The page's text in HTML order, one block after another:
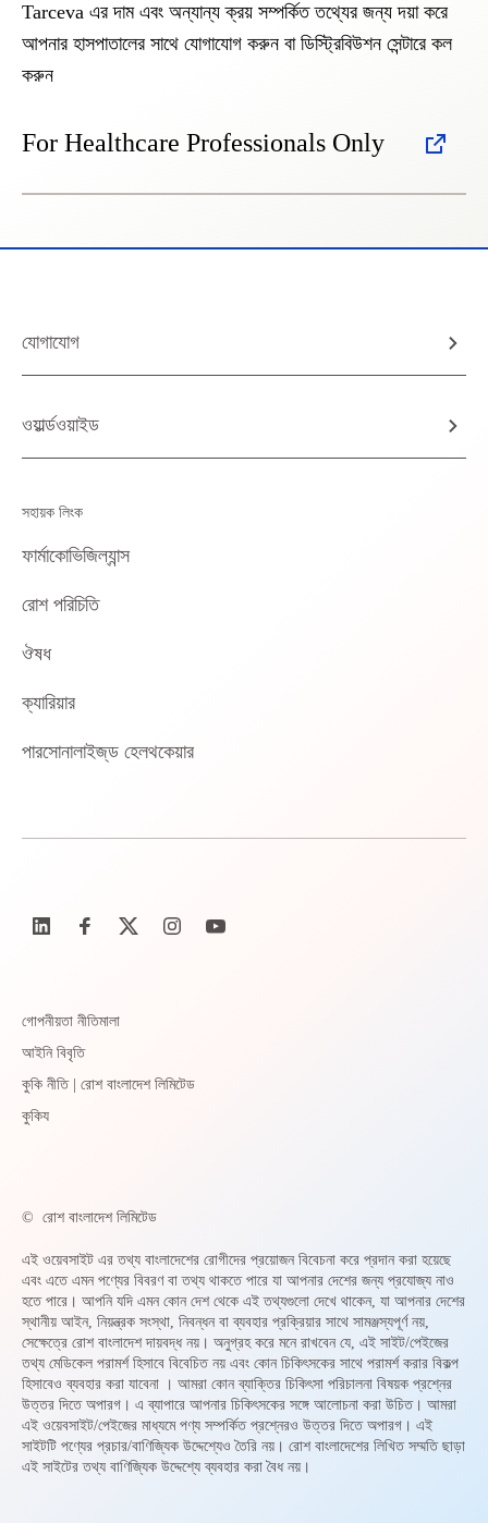
Tarceva এর দাম এবং অন্যান্য ক্রয় সম্পর্কিত তথ্যের জন্য দয়া করে
আপনার হাসপাতালের সাথে যোগাযোগ করুন বা ডিস্ট্রিবিউশন সেন্টারে কল
করুন
For Healthcare Professionals Only
যোগাযোগ
ওয়ার্ল্ডওয়াইড
সহায়ক লিংক
ফার্মাকোভিজিল্যান্স
রোশ পরিচিতি
ঔষধ
ক্যারিয়ার
পারসোনালাইজ্‌ড হেলথকেয়ার
গোপনীয়তা নীতিমালা
আইনি বিবৃতি
কুকি নীতি | রোশ বাংলাদেশ লিমিটেড
কুকিয
© রোশ বাংলাদেশ লিমিটেড
এই ওয়েবসাইট এর তথ্য বাংলাদেশের রোগীদের প্রয়োজন বিবেচনা করে প্রদান করা হয়েছে
এবং এতে এমন পণ্যের বিবরণ বা তথ্য থাকতে পারে যা আপনার দেশের জন্য প্রযোজ্য নাও
হতে পারে। আপনি যদি এমন কোন দেশ থেকে এই তথ্যগুলো দেখে থাকেন, যা আপনার দেশের
স্থানীয় আইন, নিয়ন্ত্রক সংস্থা, নিবন্ধন বা ব্যবহার প্রক্রিয়ার সাথে সামঞ্জস্যপূর্ণ নয়,
সেক্ষেত্রে রোশ বাংলাদেশ দায়বদ্ধ নয়। অনুগ্রহ করে মনে রাখবেন যে, এই সাইট/পেইজের
তথ্য মেডিকেল পরামর্শ হিসাবে বিবেচিত নয় এবং কোন চিকিৎসকের সাথে পরামর্শ করার বিকল্প
হিসাবেও ব্যবহার করা যাবেনা । আমরা কোন ব্যাক্তির চিকিৎসা পরিচালনা বিষয়ক প্রশ্নের
উত্তর দিতে অপারগ। এ ব্যাপারে আপনার চিকিৎসকের সঙ্গে আলোচনা করা উচিত। আমরা
এই ওয়েবসাইট/পেইজের মাধ্যমে পণ্য সম্পর্কিত প্রশ্নেরও উত্তর দিতে অপারগ। এই
সাইটটি পণ্যের প্রচার/বাণিজ্যিক উদ্দেশ্যেও তৈরি নয়। রোশ বাংলাদেশের লিখিত সম্মতি ছাড়া
এই সাইটের তথ্য বাণিজ্যিক উদ্দেশ্যে ব্যবহার করা বৈধ নয়।